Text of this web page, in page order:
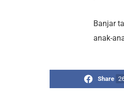
Banjar
anak-
Share